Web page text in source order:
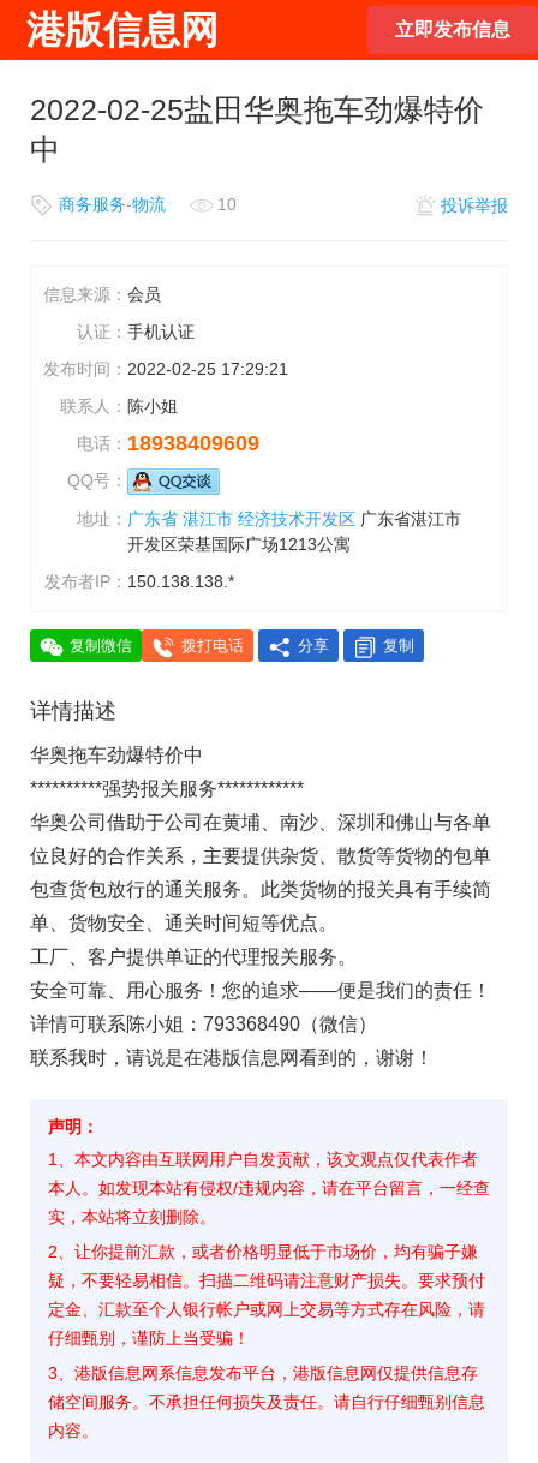
港版信息网 立即发布信息
2022-02-25盐田华奥拖车劲爆特价
中
投诉举报
商务服务-物流 10
信息来源： 会员
认证： 手机认证
发布时间： 2022-02-25 17:29:21
联系人： 陈小姐
电话： 18938409609
QQ号：
地址： 广东省 湛江市 经济技术开发区 广东省湛江市
开发区荣基国际广场1213公寓
发布者IP： 150.138.138.*
复制微信 拨打电话 分享 复制
详情描述
华奥拖车劲爆特价中
**********强势报关服务************
华奥公司借助于公司在黄埔、南沙、深圳和佛山与各单
位良好的合作关系，主要提供杂货、散货等货物的包单
包查货包放行的通关服务。此类货物的报关具有手续简
单、货物安全、通关时间短等优点。
工厂、客户提供单证的代理报关服务。
安全可靠、用心服务！您的追求——便是我们的责任！
详情可联系陈小姐：793368490（微信）
联系我时，请说是在港版信息网看到的，谢谢！
声明：
1、本文内容由互联网用户自发贡献，该文观点仅代表作者
本人。如发现本站有侵权/违规内容，请在平台留言，一经查
实，本站将立刻删除。
2、让你提前汇款，或者价格明显低于市场价，均有骗子嫌
疑，不要轻易相信。扫描二维码请注意财产损失。要求预付
定金、汇款至个人银行帐户或网上交易等方式存在风险，请
仔细甄别，谨防上当受骗！
3、港版信息网系信息发布平台，港版信息网仅提供信息存
储空间服务。不承担任何损失及责任。请自行仔细甄别信息
内容。